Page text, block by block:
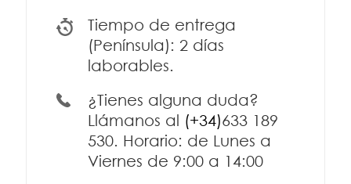
Tiempo de entrega
(Península): 2 días
laborables.
¿Tienes alguna duda?
Llámanos al (+34)633 189
530 . Horario: de Lunes a
Viernes de 9:00 a 14:00